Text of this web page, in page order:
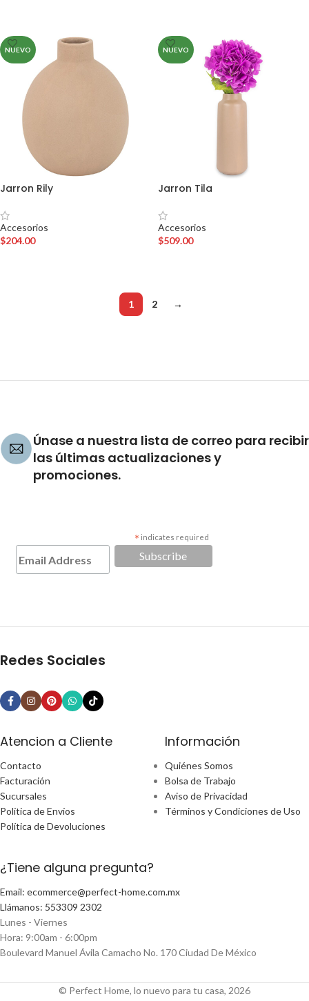
NUEVO
Jarron Rily
Accesorios
$204.00
NUEVO
Jarron Tila
Accesorios
$509.00
1 2 →
Únase a nuestra lista de correo para recibir
las últimas actualizaciones y
promociones.
* indicates required
Redes Sociales
Atencion a Cliente
Contacto
Facturación
Sucursales
Política de Envíos
Política de Devoluciones
Información
Quiénes Somos
Bolsa de Trabajo
Aviso de Privacidad
Términos y Condiciones de Uso
¿Tiene alguna pregunta?
Email: ecommerce@perfect-home.com.mx
Llámanos: 553309 2302
Lunes - Viernes
Hora: 9:00am - 6:00pm
Boulevard Manuel Ávila Camacho No. 170 Ciudad De México
© Perfect Home, lo nuevo para tu casa, 2026